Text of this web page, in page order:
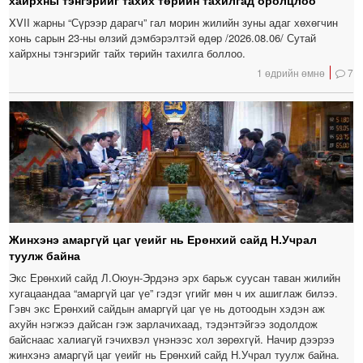
XVII жарны “Сүрээр дарагч” гал морин жилийн зуны адаг хөхөгчин
хонь сарын 23-ны өлзий дэмбэрэлтэй өдөр /2026.08.06/ Сутай
хайрхны тэнгэрийг тайх төрийн тахилга боллоо.
1 өдрийн өмнө 7
Жинхэнэ амаргүй цаг үеийг нь Ерөнхий сайд Н.Учрал
туулж байна
Экс Ерөнхий сайд Л.Оюун-Эрдэнэ эрх барьж суусан таван жилийн
хугацаандаа “амаргүй цаг үе” гэдэг үгийг мөн ч их ашиглаж билээ.
Гэвч экс Ерөнхий сайдын амаргүй цаг үе нь дотоодын хэдэн аж
ахуйн нэгжээ дайсан гэж зарлачихаад, тэдэнтэйгээ зодолдож
байснаас халиагүй гэчихвэл үнэнээс хол зөрөхгүй. Начир дээрээ
жинхэнэ амаргүй цаг үеийг нь Ерөнхий сайд Н.Учрал туулж байна.